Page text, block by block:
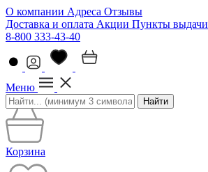
О компании Адреса Отзывы
Доставка и оплата Акции Пункты выдачи
8-800 333-43-40
Меню
Найти
Корзина